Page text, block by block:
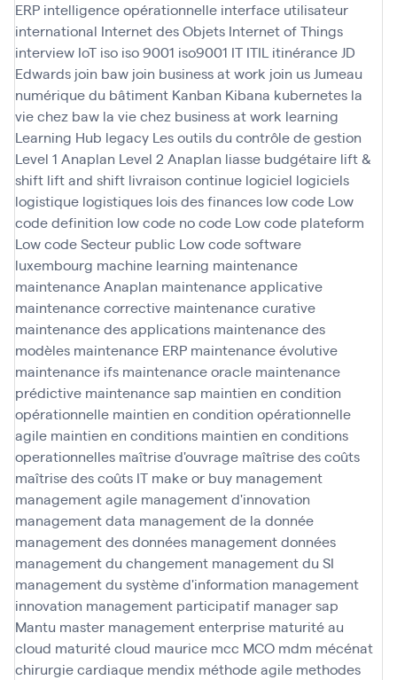
ERP intelligence opérationnelle interface utilisateur
international Internet des Objets Internet of Things
interview IoT iso iso 9001 iso9001 IT ITIL itinérance JD
Edwards join baw join business at work join us Jumeau
numérique du bâtiment Kanban Kibana kubernetes la
vie chez baw la vie chez business at work learning
Learning Hub legacy Les outils du contrôle de gestion
Level 1 Anaplan Level 2 Anaplan liasse budgétaire lift &
shift lift and shift livraison continue logiciel logiciels
logistique logistiques lois des finances low code Low
code definition low code no code Low code plateform
Low code Secteur public Low code software
luxembourg machine learning maintenance
maintenance Anaplan maintenance applicative
maintenance corrective maintenance curative
maintenance des applications maintenance des
modèles maintenance ERP maintenance évolutive
maintenance ifs maintenance oracle maintenance
prédictive maintenance sap maintien en condition
opérationnelle maintien en condition opérationnelle
agile maintien en conditions maintien en conditions
operationnelles maîtrise d'ouvrage maîtrise des coûts
maîtrise des coûts IT make or buy management
management agile management d'innovation
management data management de la donnée
management des données management données
management du changement management du SI
management du système d'information management
innovation management participatif manager sap
Mantu master management enterprise maturité au
cloud maturité cloud maurice mcc MCO mdm mécénat
chirurgie cardiaque mendix méthode agile methodes